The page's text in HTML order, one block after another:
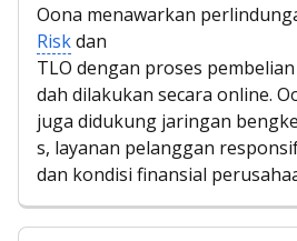
Oona menawarkan
Riskdan
TLO dengan proses
dah dilakukan secara online.
juga didukung jaringan
s, layanan pelanggan
dan kondisi finansial